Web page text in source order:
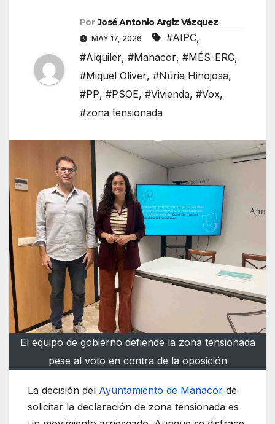
Por José Antonio Argiz Vázquez
MAY 17, 2026 #AIPC,
#Alquiler, #Manacor, #MÉS-ERC,
#Miquel Oliver, #Núria Hinojosa,
#PP, #PSOE, #Vivienda, #Vox,
#zona tensionada
El equipo de gobierno defiende la zona tensionada
pese al voto en contra de la oposición
La decisión del Ayuntamiento de Manacor de
solicitar la declaración de zona tensionada es